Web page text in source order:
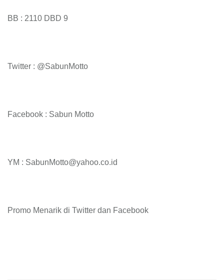
BB : 2110 DBD 9
Twitter : @SabunMotto
Facebook : Sabun Motto
YM : SabunMotto@yahoo.co.id
Promo Menarik di Twitter dan Facebook